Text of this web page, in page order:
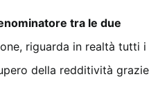
tra le due
riguarda in realtà tutti i
della redditività grazie